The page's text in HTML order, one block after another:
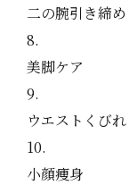
二の腕引き締め
美脚ケア
ウエストくびれ
小顔痩身